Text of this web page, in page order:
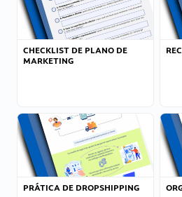
CHECKLIST DE PLANO DE
MARKETING
PRÁTICA DE DROPSHIPPING